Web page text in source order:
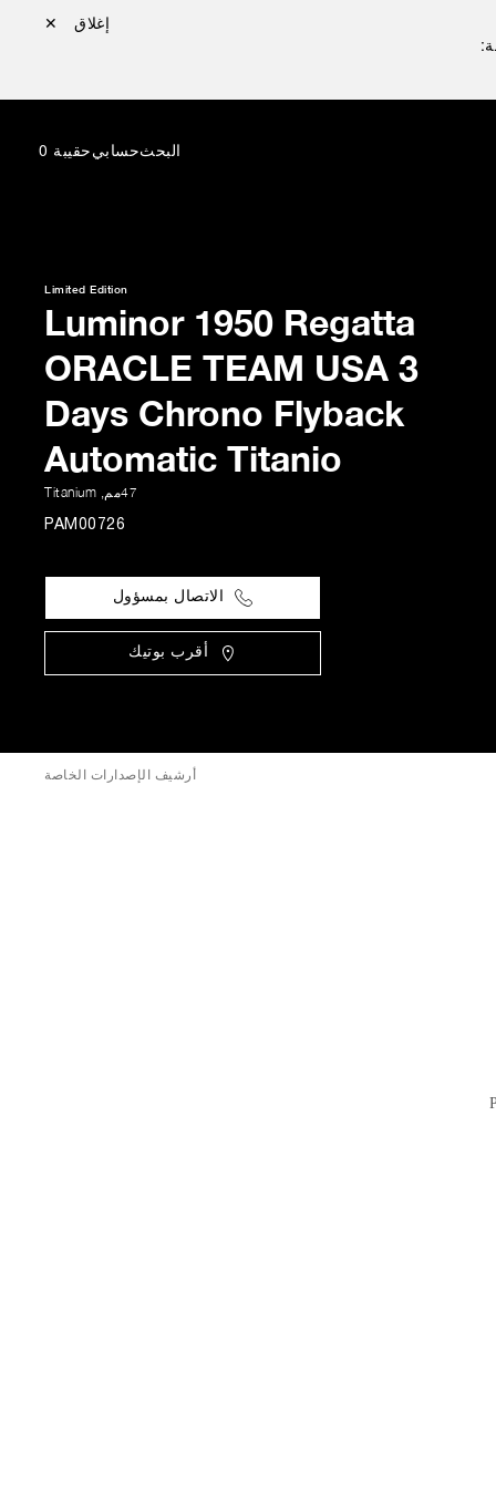
إغلاق ✕
البحثحسابيحقيبة 0
Limited Edition
Luminor 1950 Regatta
ORACLE TEAM USA 3
Days Chrono Flyback
Automatic Titanio
47مم Titanium
PAM00726
الاتصال بمسؤول
أقرب بوتيك
أرشيف الإصدارات الخاصة